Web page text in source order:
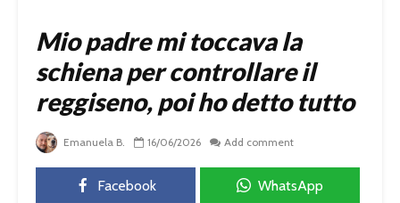
Mio padre mi toccava la
schiena per controllare il
reggiseno, poi ho detto tutto
Emanuela B. 16/06/2026 Add comment
Facebook WhatsApp